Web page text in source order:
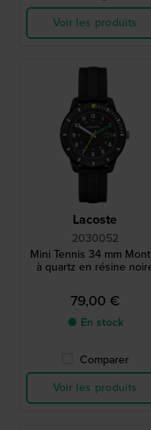
Voir les produits
Lacoste
2030052
Mini Tennis 34 mm
à quartz en résine
79,00 €
● En stock
Comparer
Voir les produits